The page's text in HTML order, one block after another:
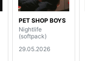
PET SHOP BOYS
Nightlife
(softpack)
29.05.2026